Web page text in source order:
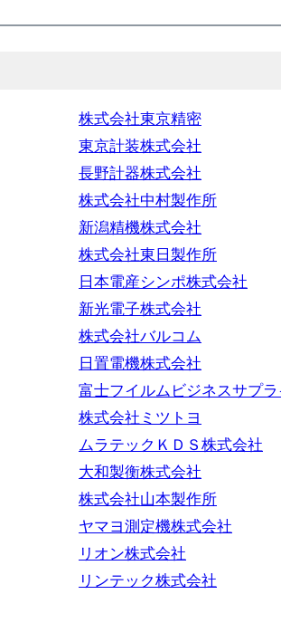
株式会社東京精密
東京計装株式会社
長野計器株式会社
株式会社中村製作所
新潟精機株式会社
株式会社東日製作所
日本電産シンポ株式会社
新光電子株式会社
株式会社バルコム
日置電機株式会社
富士フイルムビジネスサプ
株式会社ミツトヨ
ムラテックＫＤＳ株式会社
大和製衡株式会社
株式会社山本製作所
ヤマヨ測定機株式会社
リオン株式会社
リンテック株式会社